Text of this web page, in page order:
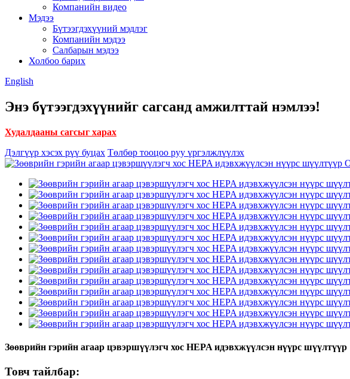
Компанийн видео
Мэдээ
Бүтээгдэхүүний мэдлэг
Компанийн мэдээ
Салбарын мэдээ
Холбоо барих
English
Энэ бүтээгдэхүүнийг сагсанд амжилттай нэмлээ!
Худалдааны сагсыг харах
Дэлгүүр хэсэх рүү буцах Төлбөр тооцоо руу үргэлжлүүлэх
Зөөврийн гэрийн агаар цэвэршүүлэгч хос HEPA идэвхжүүлсэн нүүрс шүүлтүүр
Товч тайлбар: